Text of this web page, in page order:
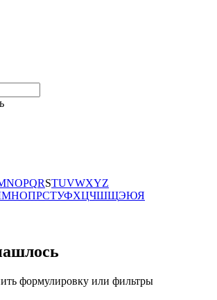
NOPQRSTUVWXYZ
МНОПРСТУФХЦЧШЩЭЮЯ
формулировку или фильтры